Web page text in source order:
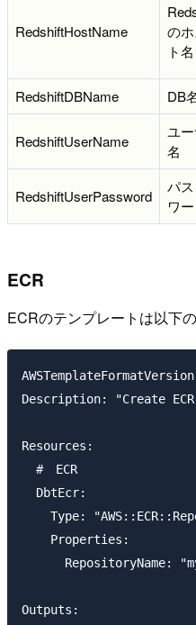
RedshiftHostName
の
ト名
RedshiftDBName
DB
RedshiftUserName
ユ
名
RedshiftUserPassword
パス
ワ
ECR
ECRのテンプレートは以下の
Description: "Create
Resources:
  #　ECR
  DbtEcr:
Type:
    Properties:
RepositoryName:
Outputs: